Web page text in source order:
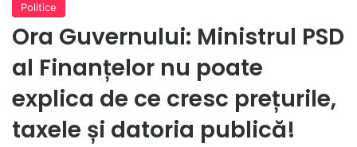
Politice
Ora Guvernului: Ministrul PSD
al Finanțelor nu poate
explica de ce cresc prețurile,
taxele și datoria publică!